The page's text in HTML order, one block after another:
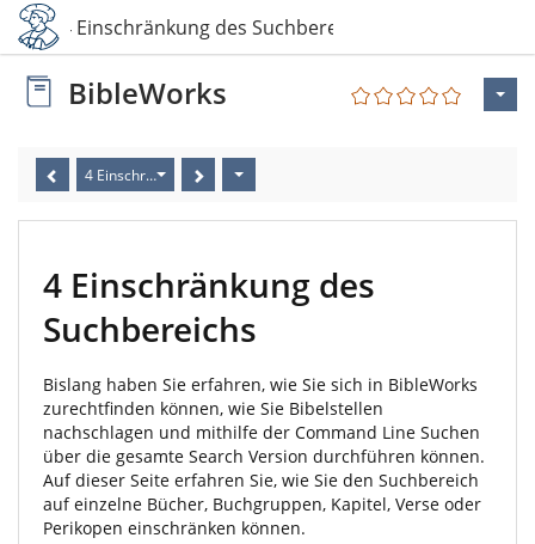
4 Einschränkung des Suchbereichs
BibleWorks
4 Einschränkung des Suchbereichs
4 Einschränkung des
Suchbereichs
Bislang haben Sie erfahren, wie Sie sich in BibleWorks
zurechtfinden können, wie Sie Bibelstellen
nachschlagen und mithilfe der Command Line Suchen
über die gesamte Search Version durchführen können.
Auf dieser Seite erfahren Sie, wie Sie den Suchbereich
auf einzelne Bücher, Buchgruppen, Kapitel, Verse oder
Perikopen einschränken können.